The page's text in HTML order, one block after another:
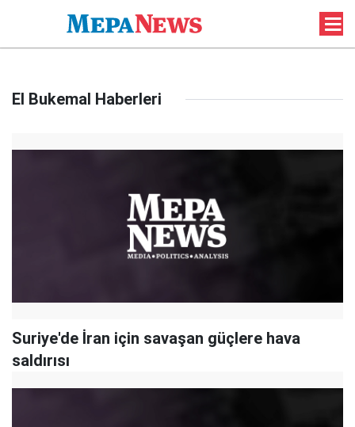
El Bukemal Haberleri
Suriye'de İran için savaşan güçlere hava
saldırısı